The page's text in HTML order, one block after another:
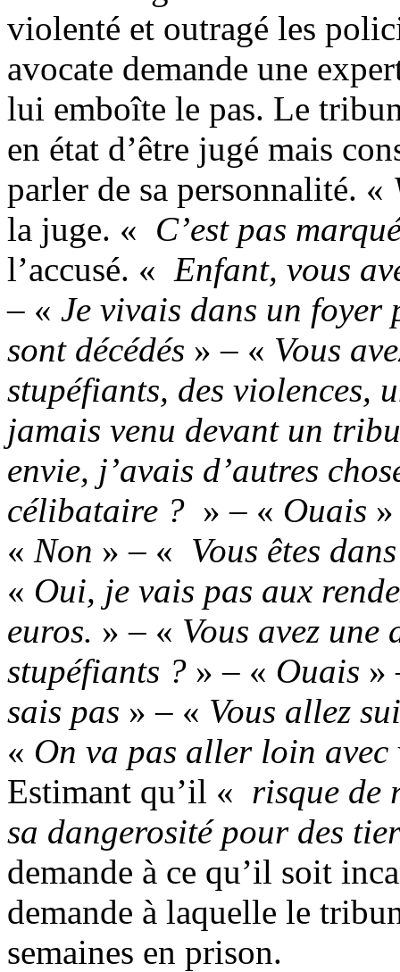
violenté et outragé les
avocate demande une
lui emboîte le pas. Le
en état d’être jugé mais
parler de sa personnalité. «
la juge. « C’est pas
l’accusé. « Enfant, vous
– « Je vivais dans un foyer
sont décédés » – « Vous
stupéfiants, des violences,
jamais venu devant un
envie, j’avais d’autres
célibataire ? » – « Ouais
« Non » – « Vous êtes
« Oui, je vais pas aux
euros. » – « Vous avez
stupéfiants ? » – « Ouais »
sais pas » – « Vous allez
« On va pas aller loin avec
Estimant qu’il « risque de
sa dangerosité pour des
demande à ce qu’il soit
demande à laquelle le
semaines en prison.